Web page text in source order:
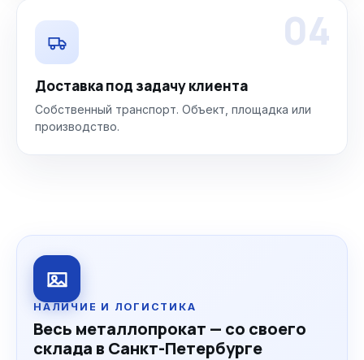
04
Доставка под задачу клиента
Собственный транспорт. Объект, площадка или
производство.
НАЛИЧИЕ И ЛОГИСТИКА
Весь металлопрокат — со своего
склада в Санкт-Петербурге